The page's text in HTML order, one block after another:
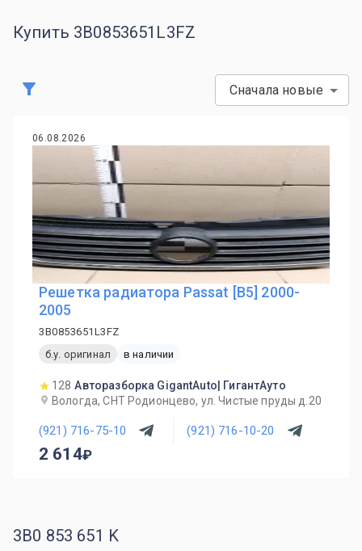
Купить 3B0853651L3FZ
Сначала новые
06.08.2026
Решетка радиатора Passat [B5] 2000-
2005
3B0853651L3FZ
б.у. оригинал
в наличии
128 Авторазборка GigantAuto| ГигантАуто
Вологда, СНТ Родионцево, ул. Чистые пруды д.20
(921) 716-75-10 (921) 716-10-20
2 614
3B0 853 651 K